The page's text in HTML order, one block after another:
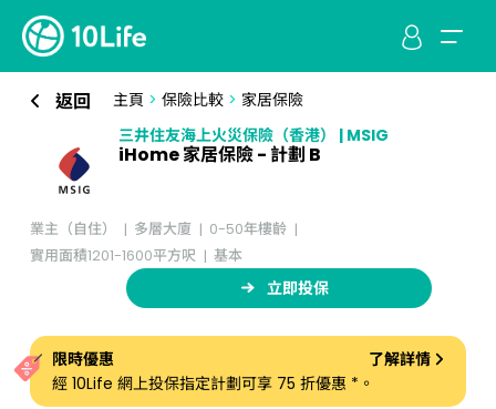
返回 主頁 > 保險比較> 家居保險
三井住友海上火災保險（香港） | MSIG
iHome 家居保險 - 計劃 B
業主（自住） 多層大廈
0-50年樓齡
實用面積1201-1600平方呎
基本
立即投保
限時優惠
了解詳情
經 10Life 網上投保指定計劃可享 75 折優惠 *。